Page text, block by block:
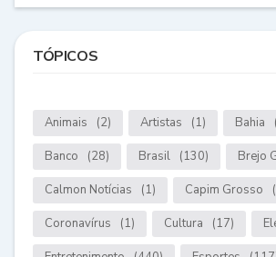
TÓPICOS
Animais (2) Artistas (1) Bahia
Banco (28) Brasil (130) Brejo
Calmon Notícias (1) Capim Grosso
Coronavírus (1) Cultura (17)